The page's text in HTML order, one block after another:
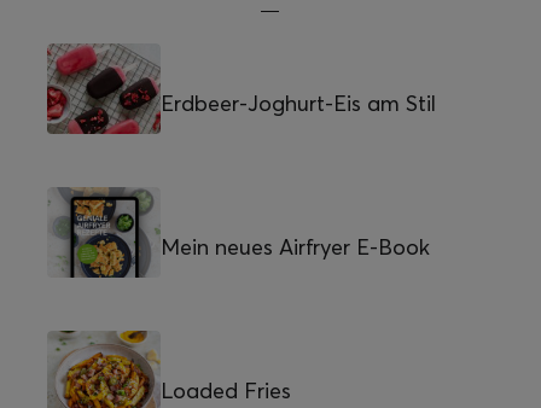
Erdbeer-Joghurt-Eis am Stil
Mein neues Airfryer E-Book
Loaded Fries